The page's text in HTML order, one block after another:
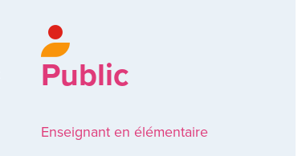
Public
Enseignant en élémentaire